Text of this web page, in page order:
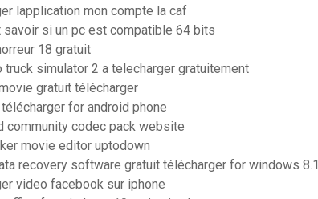
lapplication mon compte la caf
savoir si un pc est compatible 64 bits
18 gratuit
truck simulator 2 a telecharger gratuitement
gratuit télécharger
for android phone
community codec pack website
movie editor uptodown
recovery software gratuit télécharger for windows 8.1
video facebook sur iphone